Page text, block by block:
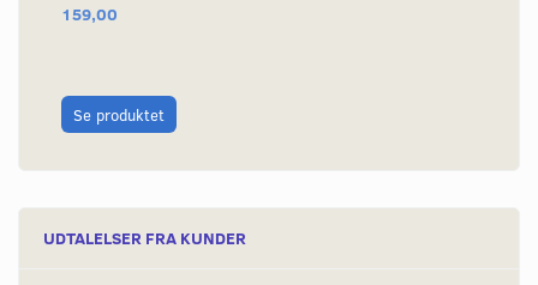
159,00
Se produktet
UDTALELSER FRA KUNDER